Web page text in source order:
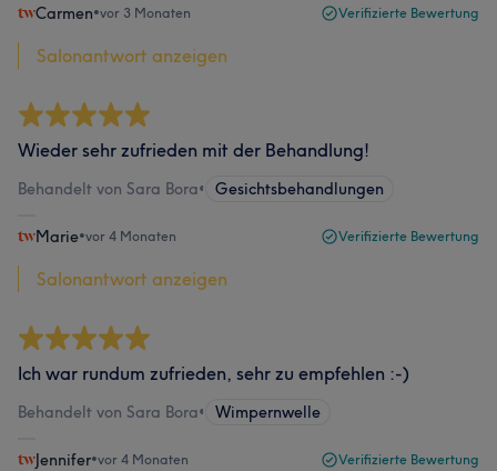
Carmen•vor 3 Monaten Verifizierte Bewertung
Salonantwort anzeigen
Wieder sehr zufrieden mit der Behandlung!
Behandelt von Sara Bora• Gesichtsbehandlungen
Marie•vor 4 Monaten Verifizierte Bewertung
Salonantwort anzeigen
Ich war rundum zufrieden, sehr zu empfehlen :-)
Behandelt von Sara Bora• Wimpernwelle
Jennifer•vor 4 Monaten Verifizierte Bewertung